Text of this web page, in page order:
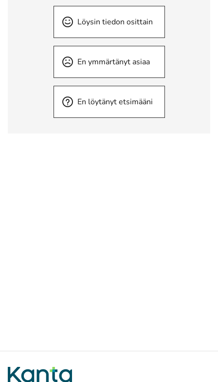
Löysin tiedon osittain
En ymmärtänyt asiaa
En löytänyt etsimääni